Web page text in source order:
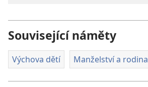
Související náměty
Výchova dětí Manželství a rodina